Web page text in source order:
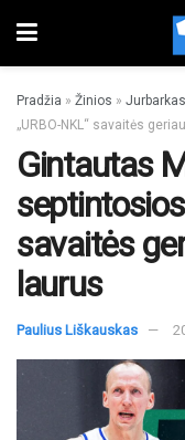
Pradžia » Žinios » Jurbarkas
„URBO-NKL“ savaitės
Gintautas
savaitės
laurus
Paulius Liškauskas